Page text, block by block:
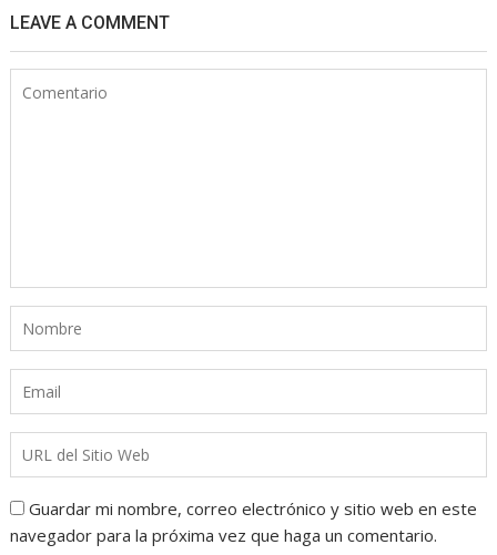
LEAVE A COMMENT
Guardar mi nombre, correo electrónico y sitio web en este
navegador para la próxima vez que haga un comentario.